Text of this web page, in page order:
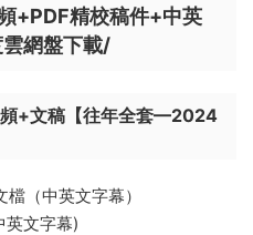
+PDF精校稿件+中英
網盤下載/
+文稿【往年全套—2024
（中英文字幕）
英文字幕)